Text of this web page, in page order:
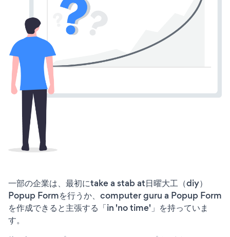
一部の企業は、最初にtake a stab at日曜大工（diy）
Popup Formを行うか、computer guru a Popup Form
を作成できると主張する「in 'no time'」を持っていま
す。